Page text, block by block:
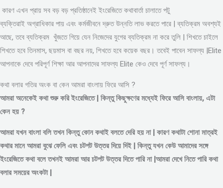
কারণ এখন প্রায় সব বড় বড় প্রতিষ্ঠানেই ইংরেজিতে কথাবার্তা চালাতে পটু
ব্যক্তিরাই অগ্রাধিকার পায় এবং কর্মজীবনে দ্রুত উন্নতি লাভ করতে পারে | ব্যতিক্রম অবশ্যই
আছে, তবে ব্যতিক্রম খুঁজতে গিয়ে যেন নিজেদের যুগের ব্যতিক্রম না করে তুলি | শিখতে চাইলে
শিখতে হবে তিনমাস, ছয়মাস বা বছর নয়, শিখতে হবে কয়েক বছর। তবেই পাবেন সাফল্য |Elite
আপনাকে দেবে পরিপূর্ণ শিক্ষা আর আপনাদের সাফল্য Elite কেও দেবে পূর্ণ সাফল্য।
কথা বলার গতির অংক বা কেন আমরা বাংলায় ফিরে আসি ?
আমরা অনেকেই কথা শুরু করি ইংরেজিতে | কিন্তু কিছুক্ষণের মধ্যেই ফিরে আসি বাংলায়, এটা
কেন হয় ?
আমরা যখন বাংলা বলি তখন কিন্তু কোন কথাই বলতে দেরি হয় না | কারণ কথাটা শোনা মাত্রই
কথার মানে আমরা বুঝে ফেলি এবং চটপট উত্তর দিয়ে দিই | কিন্তু যখন কেউ আমাদের সঙ্গে
ইংরেজিতে কথা বলে তখনই আমরা আর চটপট উত্তর দিতে পারি না |আমরা দেখে নিতে পারি কথা
বলার সময়ের অংকটা |